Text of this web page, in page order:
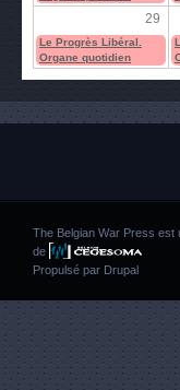
29
Le Progrès Libéral.
Organe quotidien
The Belgian War Press est
de
Propulsé par Drupal